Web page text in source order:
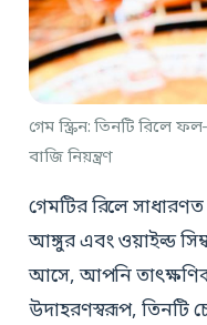
গেম স্ক্রিন: তিনটি রিলে
বাজি নিয়ন্ত্রণ
গেমটির রিলে
আঙ্গুর এবং ওয়াইল্ড
আসে, আপনি
উদাহরণস্বরূপ, তিনটি